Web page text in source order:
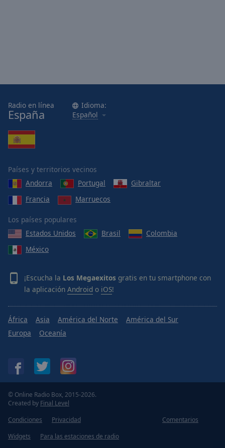
Radio en línea
España
Idioma:
Español
Países y territorios vecinos
Andorra
Portugal
Gibraltar
Francia
Marruecos
Los países populares
Estados Unidos
Brasil
Colombia
México
¡Escucha la Los Megaexitos gratis en tu smartphone con
la aplicación Android o iOS!
África Asia América del Norte
América del Sur
Europa
Oceanía
© Online Radio Box, 2015-2026.
Created by Final Level
Condiciones
Privacidad
Comentarios
Widgets
Para las estaciones de radio